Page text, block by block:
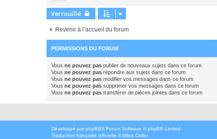
Verrouillé
Revenir à l’accueil du forum
PERMISSIONS DU FORUM
Vous ne pouvez pas publier de nouveaux sujets dans ce forum
Vous ne pouvez pas répondre aux sujets dans ce forum
Vous ne pouvez pas modifier vos messages dans ce forum
Vous ne pouvez pas supprimer vos messages dans ce forum
Vous ne pouvez pas transférer de pièces jointes dans ce forum
Développé par phpBB® Forum Software © phpBB Limited
Traduction française officielle ©Miles Cellar